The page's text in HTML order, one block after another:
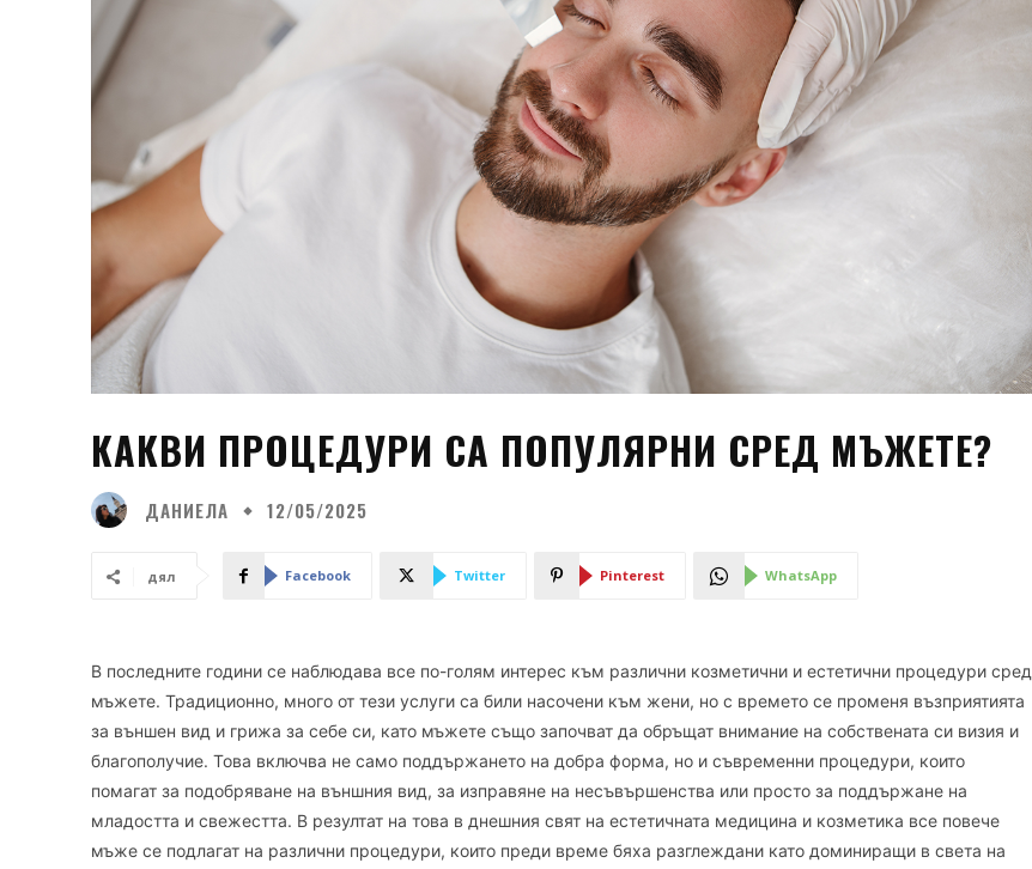
КАКВИ ПРОЦЕДУРИ СА ПОПУЛЯРНИ СРЕД МЪЖЕТЕ?
ДАНИЕЛА 12/05/2025
дял Facebook Twitter Pinterest WhatsApp
В последните години се наблюдава все по-голям интерес към различни козметични и естетични процедури сред
мъжете. Традиционно, много от тези услуги са били насочени към жени, но с времето се променя възприятията
за външен вид и грижа за себе си, като мъжете също започват да обръщат внимание на собствената си визия и
благополучие. Това включва не само поддържането на добра форма, но и съвременни процедури, които
помагат за подобряване на външния вид, за изправяне на несъвършенства или просто за поддържане на
младостта и свежестта. В резултат на това в днешния свят на естетичната медицина и козметика все повече
мъже се подлагат на различни процедури, които преди време бяха разглеждани като доминиращи в света на